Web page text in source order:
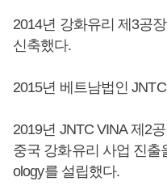
2014년 강화유리 제3공
신축했다.
2015년 베트남법인
2019년 JNTC VINA 제2
중국 강화유리 사업 진출
ology를 설립했다.